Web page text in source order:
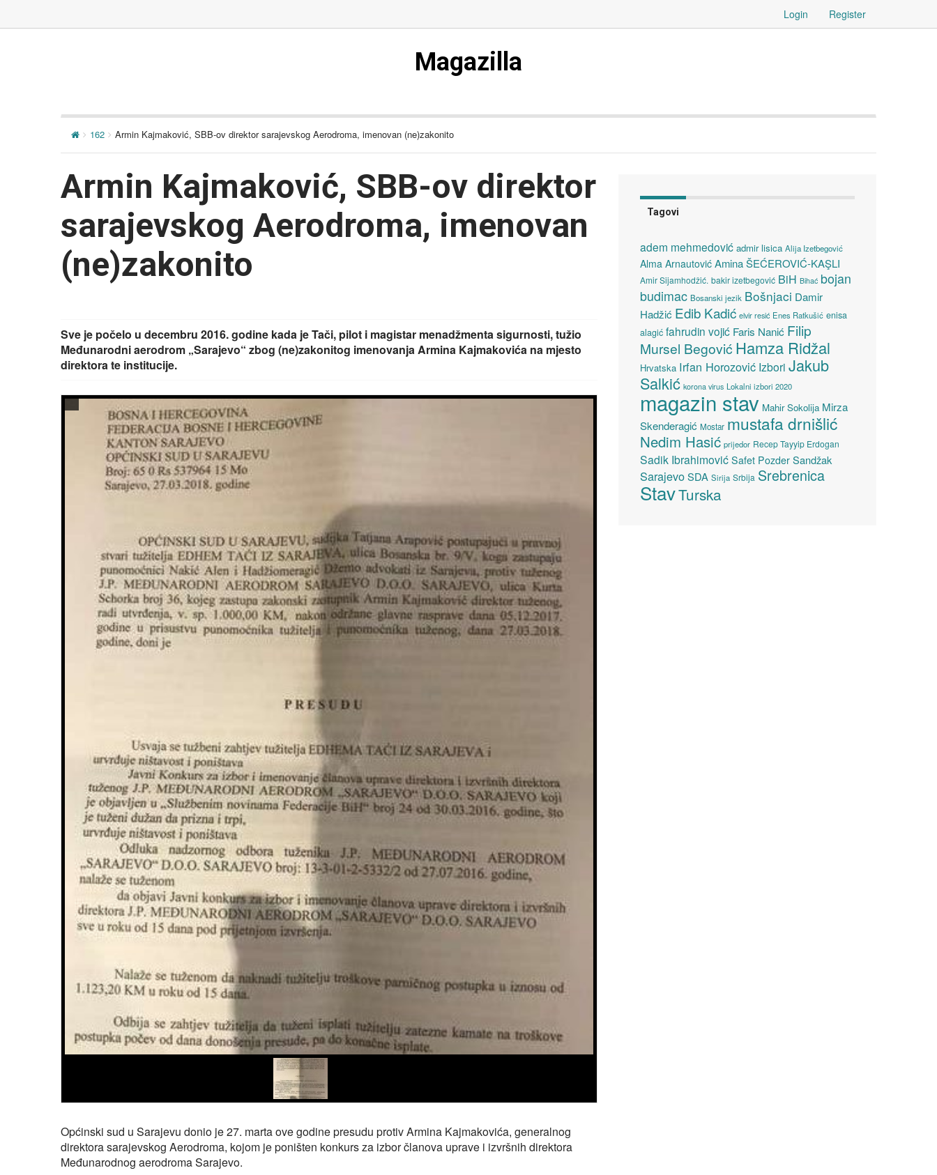
Login Register
Magazilla
162 Armin Kajmaković, SBB-ov direktor sarajevskog Aerodroma, imenovan (ne)zakonito
Armin Kajmaković, SBB-ov direktor
sarajevskog Aerodroma, imenovan
(ne)zakonito
Sve je počelo u decembru 2016. godine kada je Tači, pilot i magistar menadžmenta sigurnosti, tužio
Međunarodni aerodrom „Sarajevo“ zbog (ne)zakonitog imenovanja Armina Kajmakovića na mjesto
direktora te institucije.
Općinski sud u Sarajevu donio je 27. marta ove godine presudu protiv Armina Kajmakovića, generalnog
direktora sarajevskog Aerodroma, kojom je poništen konkurs za izbor članova uprave i izvršnih direktora
Međunarodnog aerodroma Sarajevo.
Tagovi
adem mehmedović admir lisica Alija Izetbegović
Alma Arnautović Amina ŠEĆEROVIĆ-KAŞLI
Amir Sijamhodžić. bakir izetbegović BiH Bihać bojan
budimac Bosanski jezik Bošnjaci Damir
Hadžić Edib Kadić elvir resić Enes Ratkušić enisa
alagić fahrudin vojić Faris Nanić Filip
Mursel Begović Hamza Ridžal
Hrvatska Irfan Horozović Izbori Jakub
Salkić korona virus Lokalni izbori 2020
magazin stav Mahir Sokolija Mirza
Skenderagić Mostar mustafa drnišlić
Nedim Hasić prijedor Recep Tayyip Erdogan
Sadik Ibrahimović Safet Pozder Sandžak
SarajevoSDA Sirija Srbija Srebrenica
StavTurska